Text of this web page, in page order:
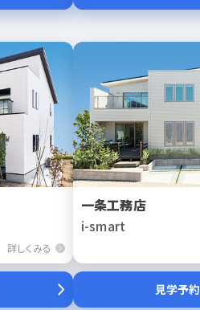
詳しくみる
一条工務店
i-smart
見学予約